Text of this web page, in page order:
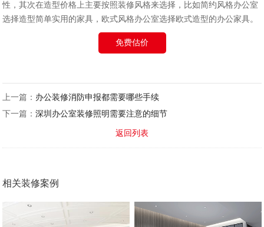
性，其次在造型价格上主要按照装修风格来选择，比如简约风格办公室
选择造型简单实用的家具，欧式风格办公室选择欧式造型的办公家具。
免费估价
上一篇： 办公装修消防申报都需要哪些手续
下一篇：深圳办公室装修照明需要注意的细节
返回列表
相关装修案例